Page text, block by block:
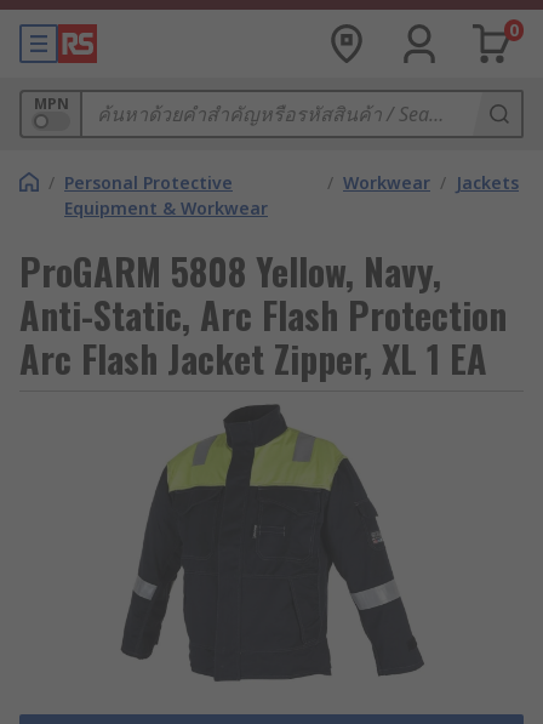
0
MPN
/ Personal Protective
Equipment & Workwear
/ Workwear / Jackets
ProGARM 5808 Yellow, Navy,
Anti-Static, Arc Flash Protection
Arc Flash Jacket Zipper, XL 1 EA